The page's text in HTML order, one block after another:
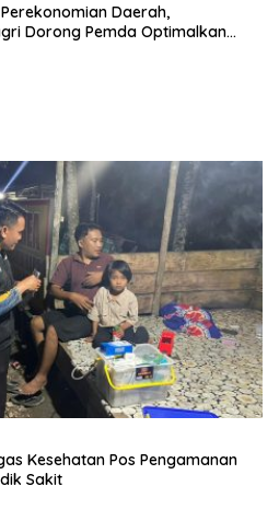
Daerah,
Dorong Pemda Optimalkan
Kesehatan Pos Pengamanan
Sakit